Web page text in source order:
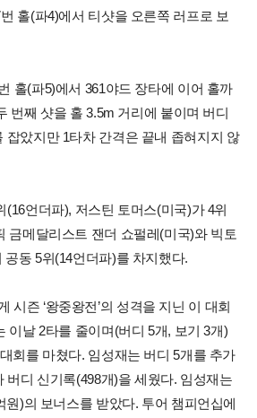
홀(파4)에서 티샷을 오른쪽 러프로 보
홀(파5)에서 361야드 장타에 이어 홀까
번째 샷을 홀 3.5m 거리에 붙이며 버디
잡았지만 1타차 간격은 끝내 좁혀지지 않
(16언더파), 저스틴 토머스(미국)가 4위
금메달리스트 잰더 쇼펄레(미국)와 빅토
공동 5위(14언더파)를 차지했다.
시즌 ‘왕중왕전’의 성격을 지닌 이 대회
이날 2타를 줄이며(버디 5개, 보기 3개)
회를 마쳤다. 임성재는 버디 5개를 추가
버디 신기록(498개)을 세웠다. 임성재는
원)의 보너스를 받았다. 투어 챔피언십에